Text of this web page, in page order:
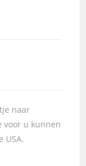
naar
voor u kunnen
USA.